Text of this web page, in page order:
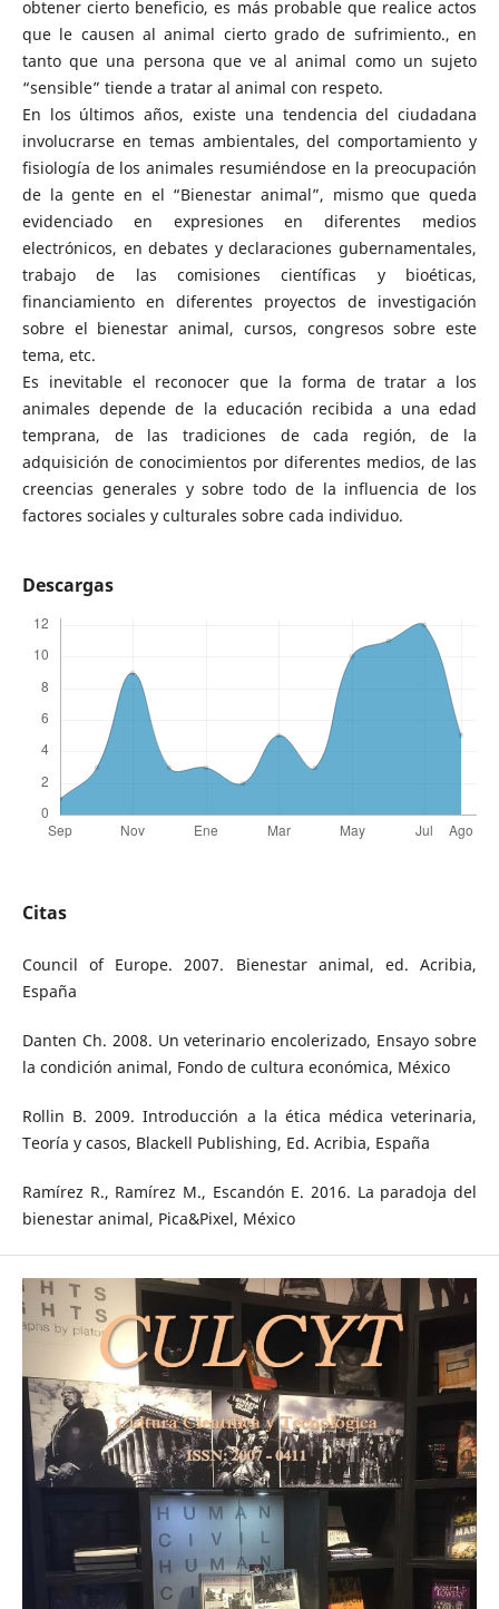
obtener cierto beneficio, es más probable que realice actos
que le causen al animal cierto grado de sufrimiento., en
tanto que una persona que ve al animal como un sujeto
“sensible” tiende a tratar al animal con respeto.
En los últimos años, existe una tendencia del ciudadana
involucrarse en temas ambientales, del comportamiento y
fisiología de los animales resumiéndose en la preocupación
de la gente en el “Bienestar animal”, mismo que queda
evidenciado en expresiones en diferentes medios
electrónicos, en debates y declaraciones gubernamentales,
trabajo de las comisiones científicas y bioéticas,
financiamiento en diferentes proyectos de investigación
sobre el bienestar animal, cursos, congresos sobre este
tema, etc.
Es inevitable el reconocer que la forma de tratar a los
animales depende de la educación recibida a una edad
temprana, de las tradiciones de cada región, de la
adquisición de conocimientos por diferentes medios, de las
creencias generales y sobre todo de la influencia de los
factores sociales y culturales sobre cada individuo.
Descargas
Citas
Council of Europe. 2007. Bienestar animal, ed. Acribia,
España
Danten Ch. 2008. Un veterinario encolerizado, Ensayo sobre
la condición animal, Fondo de cultura económica, México
Rollin B. 2009. Introducción a la ética médica veterinaria,
Teoría y casos, Blackell Publishing, Ed. Acribia, España
Ramírez R., Ramírez M., Escandón E. 2016. La paradoja del
bienestar animal, Pica&Pixel, México